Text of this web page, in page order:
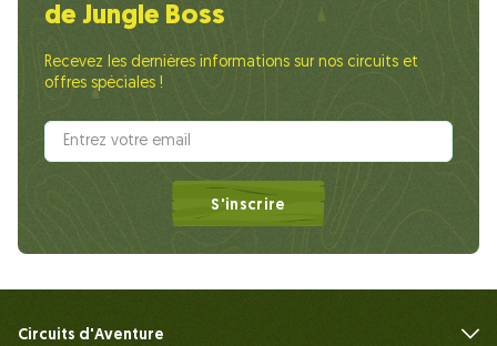
de Jungle Boss
Recevez les dernières informations sur nos circuits et
offres spéciales !
S'inscrire
Circuits d'Aventure